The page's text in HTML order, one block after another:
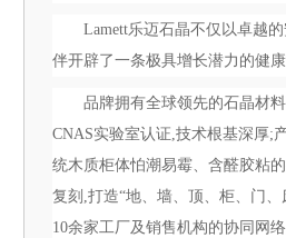
Lamett乐迈石晶不仅以卓越
伴开辟了一条极具增长潜力的健康
品牌拥有全球领先的石晶材
CNAS实验室认证,技术根基深厚;
统木质柜体怕潮易霉、含醛胶粘
复刻,打造“地、墙、顶、柜、门
10余家工厂及销售机构的协同网